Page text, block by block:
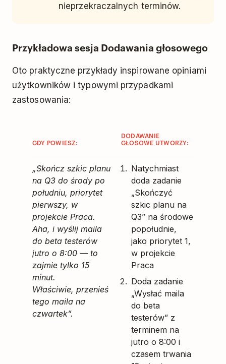
nieprzekraczalnych terminów.
Przykładowa sesja Dodawania głosowego
Oto praktyczne przykłady inspirowane opiniami
użytkowników i typowymi przypadkami
zastosowania:
GDY POWIESZ:
DODAWANIE
GŁOSOWE UTWORZY:
„Skończ szkic planu
na Q3 do środy po
południu, priorytet
pierwszy, w
projekcie Praca.
Aha, i wyślij maila
do beta testerów
jutro o 8:00 — to
zajmie tylko 15
minut.
Właściwie, przenieś
tego maila na
czwartek”.
Natychmiast
doda zadanie
„Skończyć
szkic planu na
Q3” na środowe
popołudnie,
jako priorytet 1,
w projekcie
Praca
Doda zadanie
„Wysłać maila
do beta
testerów” z
terminem na
jutro o 8:00 i
czasem trwania